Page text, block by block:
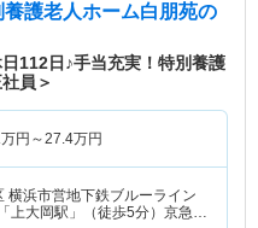
護老人ホーム白朋苑の
112日♪手当充実！特別養護
員＞
万円～27.4万円
横浜市営地下鉄ブルーライン
上大岡駅」（徒歩5分）京急本